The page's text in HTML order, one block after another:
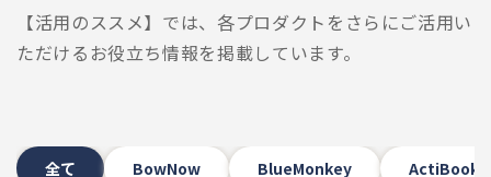
【活用のススメ】では、各プロダクトをさらにご活用い
ただけるお役立ち情報を掲載しています。
全て BowNow BlueMonkey ActiBook